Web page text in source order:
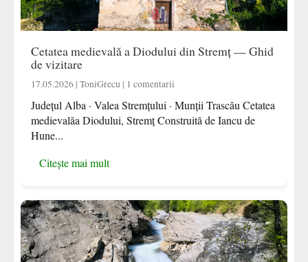
Cetatea medievală a Diodului din Stremț — Ghid
de vizitare
17.05.2026 | ToniGrecu | 1 comentarii
Județul Alba · Valea Stremțului · Munții Trascău Cetatea
medievalăa Diodului, Stremț Construită de Iancu de
Hune...
Citește mai mult